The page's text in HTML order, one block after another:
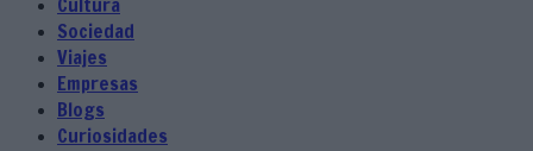
Sociedad
Viajes
Empresas
Blogs
Curiosidades